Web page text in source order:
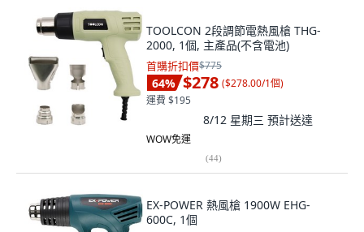
TOOLCON 2段調節電熱風槍 THG-
2000, 1個, 主產品(不含電池)
首購折扣價$775
64% $278 ($278.00/1個)
運費 $195
8/12 星期三 預計送達
WOW免運
(44)
EX-POWER 熱風槍 1900W EHG-
600C, 1個